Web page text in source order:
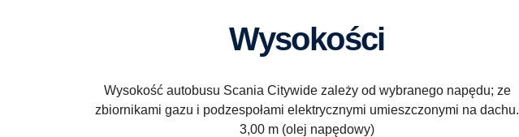
Wysokości
Wysokość autobusu Scania Citywide zależy od wybranego napędu; ze
zbiornikami gazu i podzespołami elektrycznymi umieszczonymi na dachu.
3,00 m (olej napędowy)